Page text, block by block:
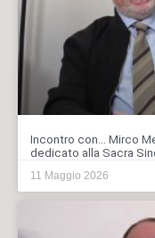
Incontro con… Mirco
dedicato alla Sacra
11 Maggio 2026